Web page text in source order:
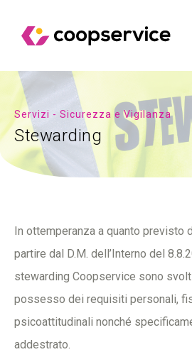
Servizi - Sicurezza e Vigilanza
Stewarding
In ottemperanza a quanto previsto
partire dal D.M. dell’Interno del
stewarding Coopservice sono
possesso dei requisiti personali,
psicoattitudinali nonché
addestrato.